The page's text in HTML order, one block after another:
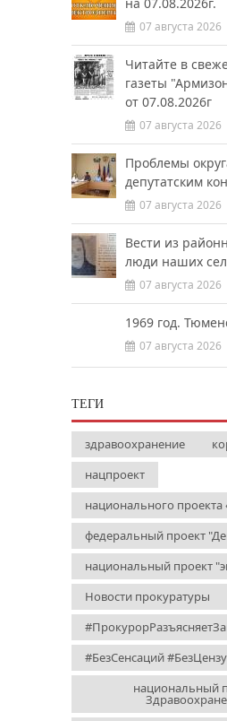
07 августа 2026
Читайте в
газеты
от 07.08.2026г
07 августа 2026
Проблемы
депутатским
07 августа 2026
Вести из
люди наших сел
07 августа 2026
1969 год.
07 августа 2026
ТЕГИ
здравоохранение
нацпроект
национального проекта
федеральный проект
национальный проект
Новости прокуратуры
#БезСенсаций
национальный